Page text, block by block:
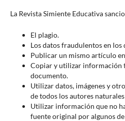
La Revista Simiente Educativa
El plagio.
Los datos fraudulentos en los
Publicar un mismo artículo
Copiar y utilizar información
documento.
Utilizar datos, imágenes y
de todos los autores
Utilizar información que no
fuente original por algunos